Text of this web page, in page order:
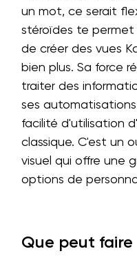
un mot, ce serait
stéroïdes te
de créer des vues
bien plus. Sa force
traiter des
ses
facilité d'utilisation
classique. C'est un
visuel qui offre une
options de
Que peut faire